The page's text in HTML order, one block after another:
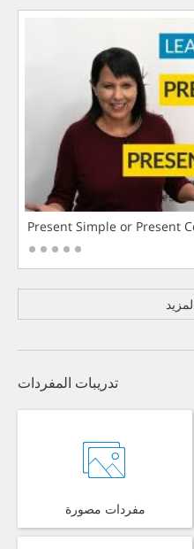
Present Simple or Present
تدريبات المفردات
مفردات مصورة